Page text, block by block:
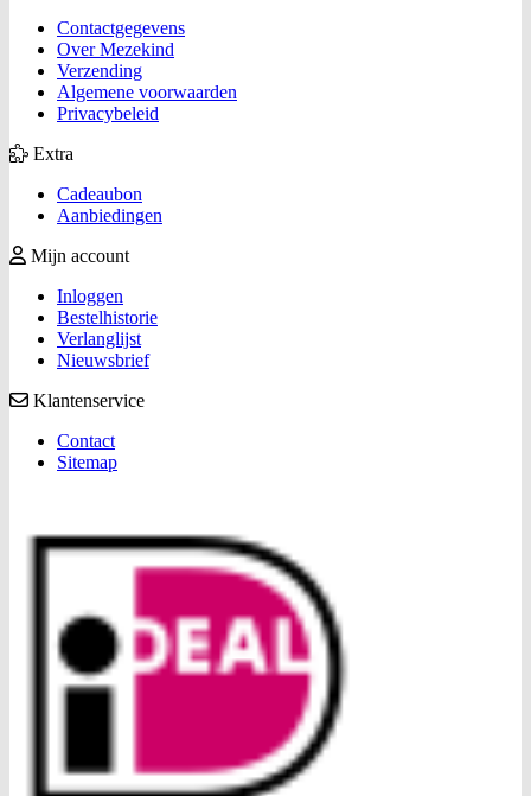
Contactgegevens
Over Mezekind
Verzending
Algemene voorwaarden
Privacybeleid
Extra
Cadeaubon
Aanbiedingen
Mijn account
Inloggen
Bestelhistorie
Verlanglijst
Nieuwsbrief
Klantenservice
Contact
Sitemap